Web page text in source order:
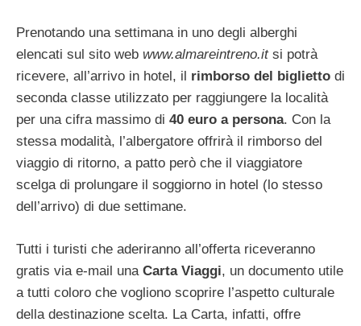
Prenotando una settimana in uno degli alberghi
elencati sul sito web www.almareintreno.itsi potrà
ricevere, all’arrivo in hotel, il rimborso del biglietto di
seconda classe utilizzato per raggiungere la località
per una cifra massimo di 40 euro a persona. Con la
stessa modalità, l’albergatore offrirà il rimborso del
viaggio di ritorno, a patto però che il viaggiatore
scelga di prolungare il soggiorno in hotel (lo stesso
dell’arrivo) di due settimane.
Tutti i turisti che aderiranno all’offerta riceveranno
gratis via e-mail una Carta Viaggi, un documento utile
a tutti coloro che vogliono scoprire l’aspetto culturale
della destinazione scelta. La Carta, infatti, offre